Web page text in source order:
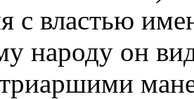
с властью
народу он